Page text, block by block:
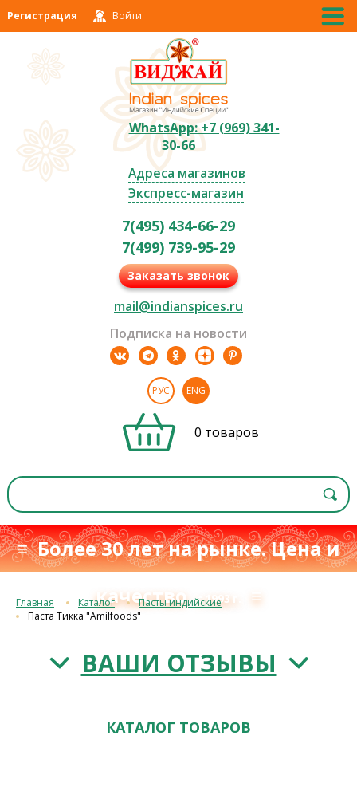
Регистрация Войти
WhatsApp: +7 (969) 341-
30-66
Адреса магазинов
Экспресс-магазин
7(495) 434-66-29
7(499) 739-95-29
Заказать звонок
mail@indianspices.ru
Подписка на новости
РУС ENG
0 товаров
≡ Более 30 лет на рынке. Цена и
качествос 1993 г. ≡
Главная Каталог
Пасты индийские
Паста Тикка "Amilfoods"
ВАШИ ОТЗЫВЫ
КАТАЛОГ ТОВАРОВ